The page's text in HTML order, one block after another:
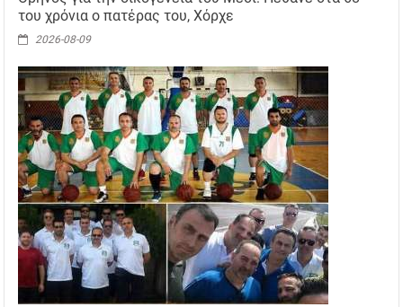
του χρόνια ο πατέρας του, Χόρχε
2026-08-09